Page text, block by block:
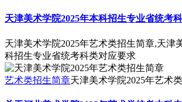
天津美术学院2025年本科招生专业省统考
天津美术学院2025年艺术类招生简章,天津
科招生专业省统考科类对应要求
艺术类招生简章天津美术学院2025年艺术